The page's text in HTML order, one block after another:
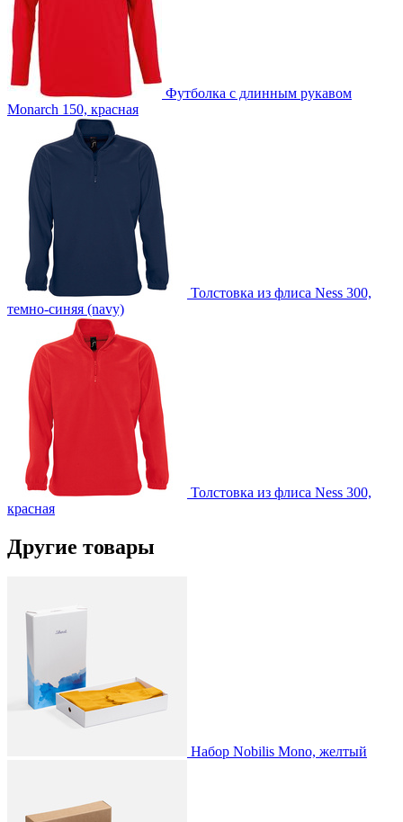
Футболка с длинным рукавом
Monarch 150, красная
Толстовка из флиса Ness 300,
темно-синяя (navy)
Толстовка из флиса Ness 300,
красная
Другие товары
Набор Nobilis Mono, желтый